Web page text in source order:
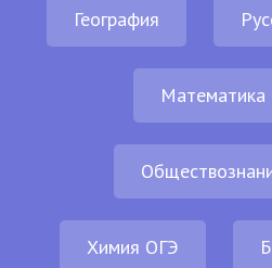
География
Математика
Химия ОГЭ